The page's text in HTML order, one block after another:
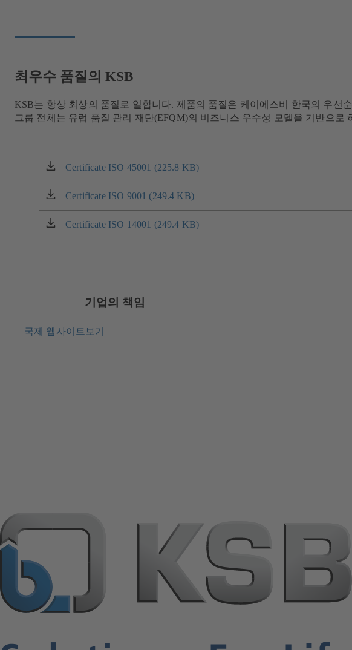
최우수 품질의 KSB
KSB는 항상 최상의 품질로 일합니다. 제품의 품질은 케이에스비 한국의 우선
그룹 전체는 유럽 품질 관리 재단(EFQM)의 비즈니스 우수성 모델을 기반으로
Certificate ISO 45001 (225.8 KB)
(새
탭
에
열
Certificate ISO 9001 (249.4 KB)
(새
탭
에
Certificate ISO 14001 (249.4 KB)
(새
기업의 책임
국제 웹사이트보기